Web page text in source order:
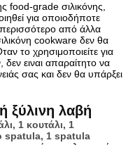
food-grade σιλικόνης,
για οποιοδήποτε
από άλλα
cookware δεν θα
το χρησιμοποιείτε για
ειναι απαραίτητο να
σας και δεν θα υπάρξει
ξύλινη λαβή
1 κουτάλι, 1
spatula, 1 spatula